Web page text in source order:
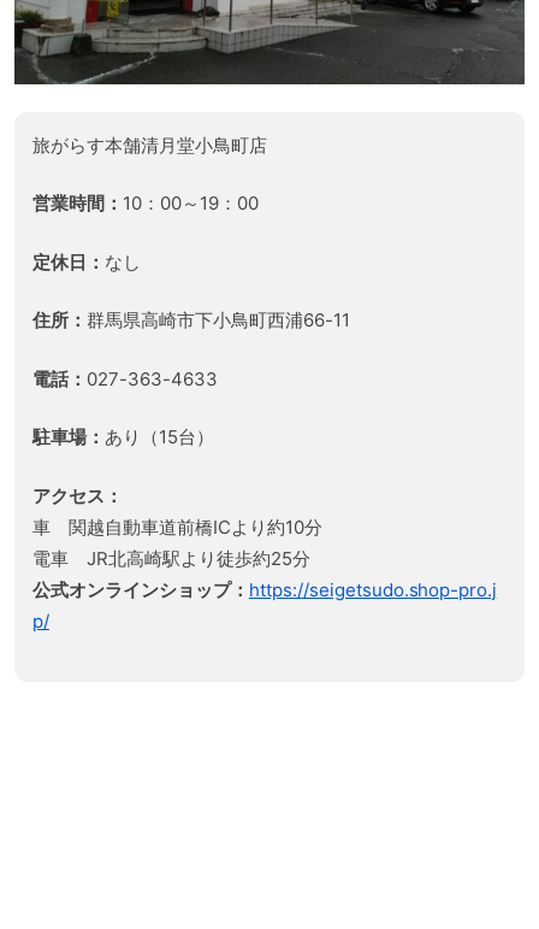
旅がらす本舗清月堂小鳥町店
営業時間： 10：00～19：00
定休日： なし
住所： 群馬県高崎市下小鳥町西浦66-11
電話： 027-363-4633
駐車場： あり（15台）
アクセス：
車 関越自動車道前橋ICより約10分
電車 JR北高崎駅より徒歩約25分
公式オンラインショップ： https://seigetsudo.shop-pro.j
p/